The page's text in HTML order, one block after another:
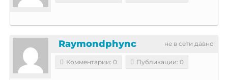
не в сети давно
Raymondphync
Комментарии: 0 Публикации: 0